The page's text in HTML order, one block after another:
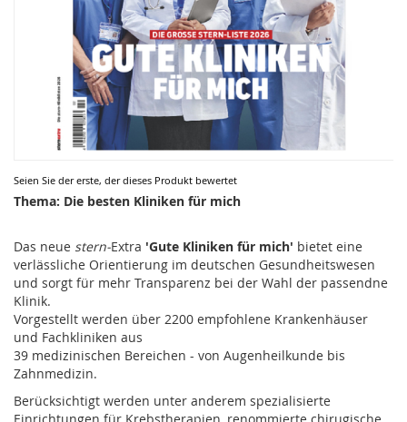
Seien Sie der erste, der dieses Produkt bewertet
Thema: Die besten Kliniken für mich
Das neue stern-Extra 'Gute Kliniken für mich' bietet eine
verlässliche Orientierung im deutschen Gesundheitswesen
und sorgt für mehr Transparenz bei der Wahl der passendne
Klinik.
Vorgestellt werden über 2200 empfohlene Krankenhäuser
und Fachkliniken aus
39 medizinischen Bereichen - von Augenheilkunde bis
Zahnmedizin.
Berücksichtigt werden unter anderem spezialisierte
Zum
Anfang
springen